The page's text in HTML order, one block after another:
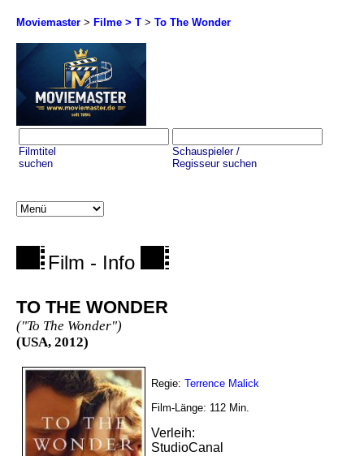
Moviemaster > Filme > T > To The Wonder
Filmtitel
suchen
Schauspieler /
Regisseur suchen
Film - Info
TO THE WONDER
("To The Wonder")
(USA, 2012)
Regie: Terrence Malick
Film-Länge: 112 Min.
Verleih:
StudioCanal